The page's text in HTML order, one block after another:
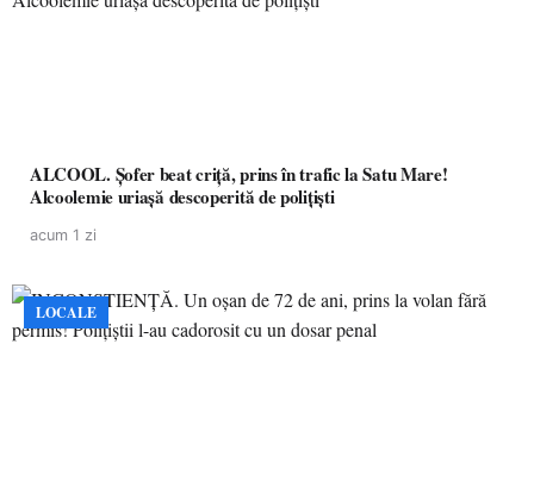
ALCOOL. Șofer beat criță, prins în trafic la Satu Mare!
Alcoolemie uriașă descoperită de polițiști
acum 1 zi
LOCALE